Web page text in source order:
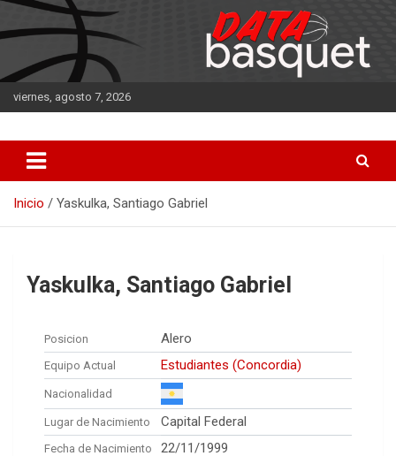
Saltar
al
contenido
viernes, agosto 7, 2026
DATA Basquet
Inicio Yaskulka, Santiago Gabriel
Yaskulka, Santiago Gabriel
Posicion Alero
Equipo Actual Estudiantes (Concordia)
Nacionalidad
Lugar de Nacimiento Capital Federal
Fecha de Nacimiento 22/11/1999